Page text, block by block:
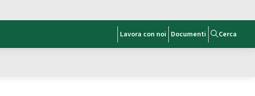
Lavora con noi Documenti Cerca